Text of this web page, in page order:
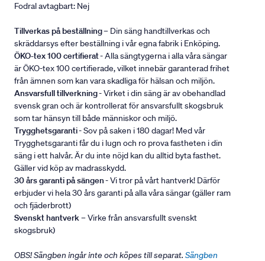
Fodral avtagbart: Nej
Tillverkas på beställning– Din säng handtillverkas och
skräddarsys efter beställning i vår egna fabrik i Enköping.
ÖKO-tex 100 certifierat- Alla sängtygerna i alla våra sängar
är ÖKO-tex 100 certifierade, vilket innebär garanterad frihet
från ämnen som kan vara skadliga för hälsan och miljön.
Ansvarsfull tillverkning- Virket i din säng är av obehandlad
svensk gran och är kontrollerat för ansvarsfullt skogsbruk
som tar hänsyn till både människor och miljö.
Trygghetsgaranti- Sov på saken i 180 dagar! Med vår
Trygghetsgaranti får du i lugn och ro prova fastheten i din
säng i ett halvår. Är du inte nöjd kan du alltid byta fasthet.
Gäller vid köp av madrasskydd.
30 års garanti på sängen- Vi tror på vårt hantverk! Därför
erbjuder vi hela 30 års garanti på alla våra sängar (gäller ram
och fjäderbrott)
Svenskt hantverk– Virke från ansvarsfullt svenskt
skogsbruk)
OBS! Sängben ingår inte och köpes till separat. Sängben